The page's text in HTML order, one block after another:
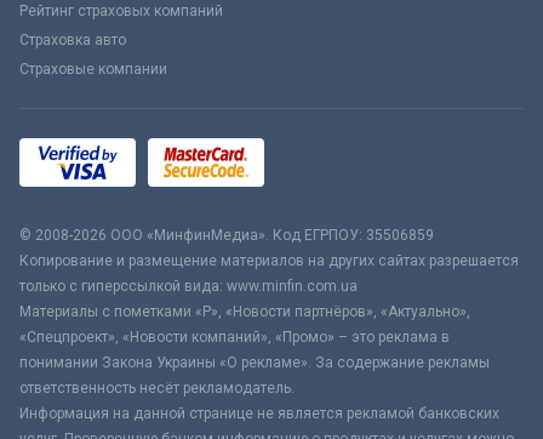
Рейтинг страховых компаний
Страховка авто
Страховые компании
© 2008-2026 ООО «МинфинМедиа». Код ЕГРПОУ: 35506859
Копирование и размещение материалов на других сайтах разрешается
только с гиперссылкой вида: www.minfin.com.ua
Материалы с пометками «Р», «Новости партнёров», «Актуально»,
«Спецпроект», «Новости компаний», «Промо» – это реклама в
понимании Закона Украины «О рекламе». За содержание рекламы
ответственность несёт рекламодатель.
Информация на данной странице не является рекламой банковских